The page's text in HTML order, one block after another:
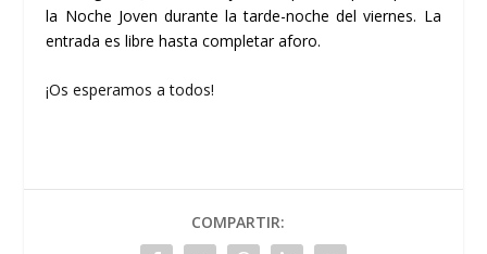
la Noche Joven durante la tarde-noche del viernes. La
entrada es libre hasta completar aforo.
¡Os esperamos a todos!
COMPARTIR: